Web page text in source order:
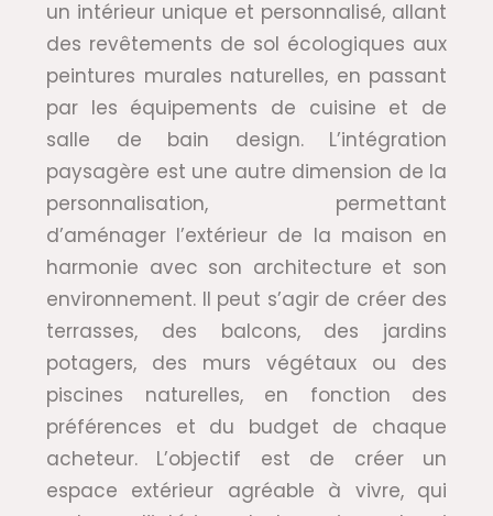
un intérieur unique et personnalisé, allant
des revêtements de sol écologiques aux
peintures murales naturelles, en passant
par les équipements de cuisine et de
salle de bain design. L’intégration
paysagère est une autre dimension de la
personnalisation, permettant
d’aménager l’extérieur de la maison en
harmonie avec son architecture et son
environnement. Il peut s’agir de créer des
terrasses, des balcons, des jardins
potagers, des murs végétaux ou des
piscines naturelles, en fonction des
préférences et du budget de chaque
acheteur. L’objectif est de créer un
espace extérieur agréable à vivre, qui